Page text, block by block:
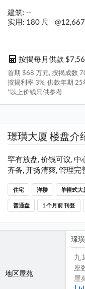
建筑: --
实用: 180 尺
按揭每月供款
首期 $68 万元, 按揭成数
按揭利率 3%, 供款年期 25
*以上价钱只供参考
璟璜大厦 楼盘介
罕有放盘, 价钱可议, 中
齐备, 开扬清爽, 管理完
住宅 洋楼 单幢式大
普通盘 1 个月前 刊登
地区屋苑
璟
九
座
屋